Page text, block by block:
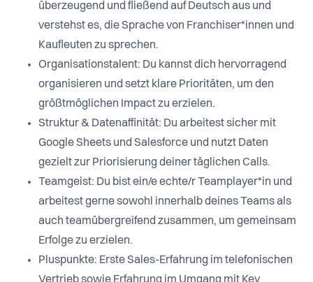
überzeugend und fließend auf Deutsch aus und
verstehst es, die Sprache von Franchiser*innen und
Kaufleuten zu sprechen.
Organisationstalent: Du kannst dich hervorragend
organisieren und setzt klare Prioritäten, um den
größtmöglichen Impact zu erzielen.
Struktur & Datenaffinität: Du arbeitest sicher mit
Google Sheets und Salesforce und nutzt Daten
gezielt zur Priorisierung deiner täglichen Calls.
Teamgeist: Du bist ein/e echte/r Teamplayer*in und
arbeitest gerne sowohl innerhalb deines Teams als
auch teamübergreifend zusammen, um gemeinsam
Erfolge zu erzielen.
Pluspunkte: Erste Sales-Erfahrung im telefonischen